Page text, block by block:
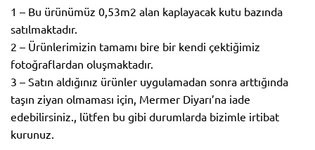
1 – Bu ürünümüz 0,53m2 alan kaplayacak kutu bazında
satılmaktadır.
2 – Ürünlerimizin tamamı bire bir kendi çektiğimiz
fotoğraflardan oluşmaktadır.
3 – Satın aldığınız ürünler uygulamadan sonra arttığında
taşın ziyan olmaması için, Mermer Diyarı’na iade
edebilirsiniz., lütfen bu gibi durumlarda bizimle irtibat
kurunuz.